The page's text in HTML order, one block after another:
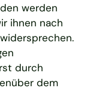
werden
ihnen nach
durch
dem